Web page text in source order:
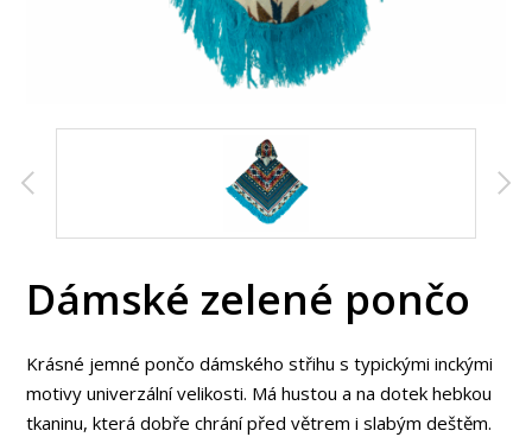
Dámské zelené pončo
Krásné jemné pončo dámského střihu s typickými inckými
motivy univerzální velikosti. Má hustou a na dotek hebkou
tkaninu, která dobře chrání před větrem i slabým deštěm.